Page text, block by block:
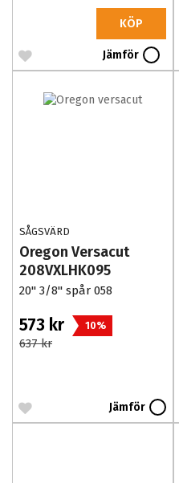
KÖP
Jämför
SÅGSVÄRD
Oregon Versacut
208VXLHK095
20'' 3/8'' spår 058
573 kr 10%
637 kr
Jämför